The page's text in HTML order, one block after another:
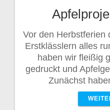
Vor den Herbstferien
Erstklässlern alles
haben wir fleißig
gedruckt und
Zunächst